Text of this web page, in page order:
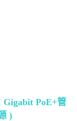
Gigabit PoE+管
)